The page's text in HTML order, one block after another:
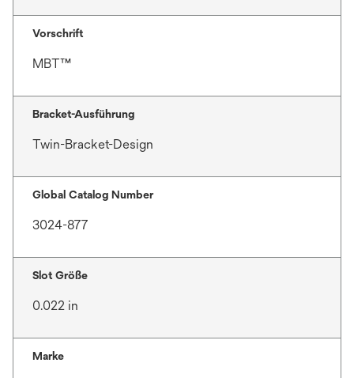
Vorschrift
MBT™
Bracket-Ausführung
Twin-Bracket-Design
Global Catalog Number
3024-877
Slot Größe
0.022 in
Marke